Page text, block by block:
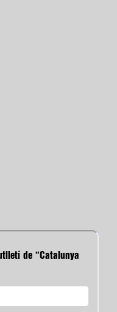
de “Catalunya